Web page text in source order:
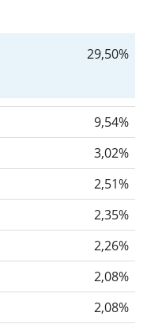
29,50%
9,54%
3,02%
2,51%
2,35%
2,26%
2,08%
2,08%